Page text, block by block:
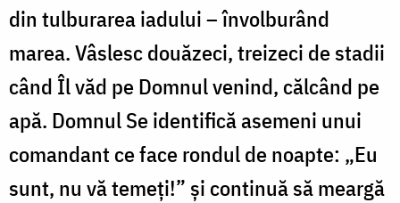
din tulburarea iadului – învolburând
marea. Vâslesc douăzeci, treizeci de stadii
când Îl văd pe Domnul venind, călcând pe
apă. Domnul Se identifică asemeni unui
comandant ce face rondul de noapte: „Eu
sunt, nu vă temeți!” și continuă să meargă